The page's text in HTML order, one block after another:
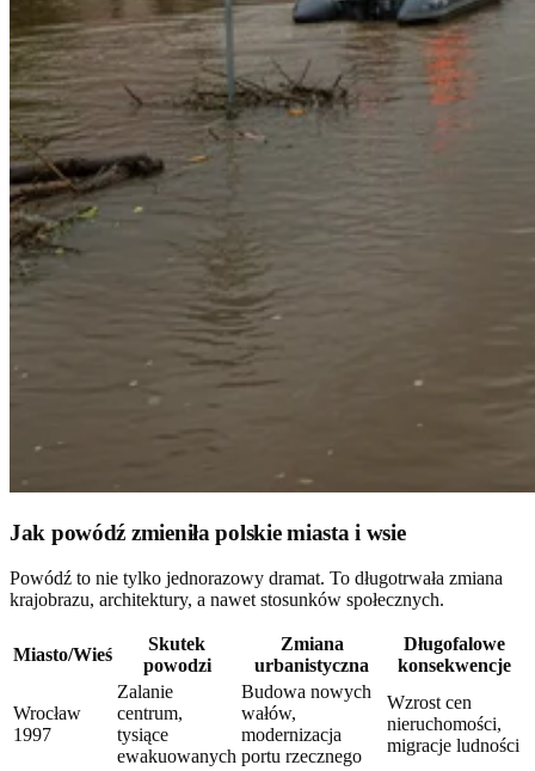
Jak powódź zmieniła polskie miasta i wsie
Powódź to nie tylko jednorazowy dramat. To długotrwała zmiana
krajobrazu, architektury, a nawet stosunków społecznych.
Miasto/Wieś
Skutek
powodzi
Zmiana
urbanistyczna
Długofalowe
konsekwencje
Wrocław
1997
Zalanie
centrum,
tysiące
ewakuowanych
Budowa nowych
wałów,
modernizacja
portu rzecznego
Wzrost cen
nieruchomości,
migracje ludności